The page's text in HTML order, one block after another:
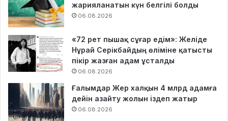
жарияланатын күн белгілі болды
06.08.2026
«72 рет пышақ сұғар едім»: Желіде
Нұрай Серікбайдың өліміне қатысты
пікір жазған адам ұсталды
06.08.2026
Ғалымдар Жер халқын 4 млрд адамға
дейін азайту жолын іздеп жатыр
06.08.2026